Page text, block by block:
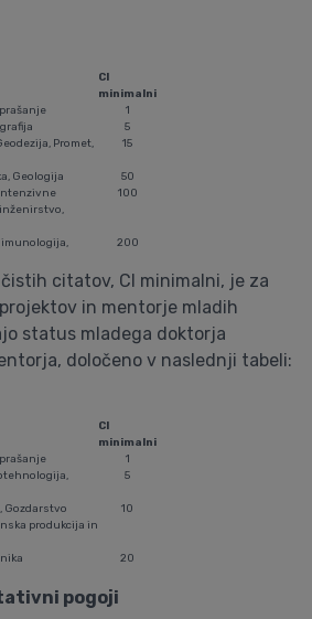
CI
minimalni
1
5
Promet,
15
Geologija
50
100
imunologija,
200
citatov, CI minimalni, je za
in mentorje mladih
status mladega doktorja
določeno v naslednji tabeli:
CI
minimalni
1
5
Gozdarstvo
produkcija in
10
20
pogoji